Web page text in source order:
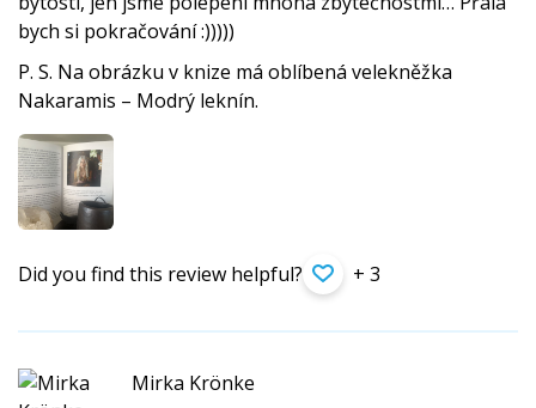
bych si pokračování :)))))
P. S. Na obrázku v knize má oblíbená velekněžka
Nakaramis – Modrý leknín.
Did you find this review helpful? + 3
Mirka Krönke